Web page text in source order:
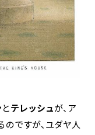
とテレッシュが、ア
ですが、ユダヤ人